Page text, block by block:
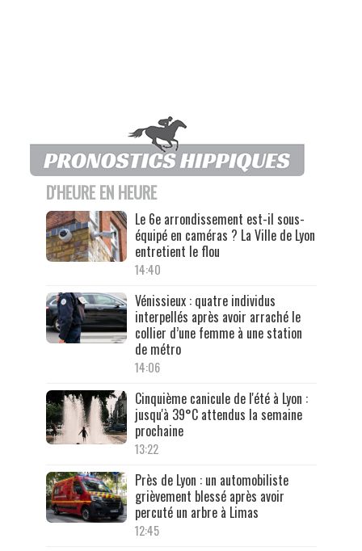
D'HEURE EN HEURE
Le 6e arrondissement est-il sous-
équipé en caméras ? La Ville de Lyon
entretient le flou
14:40
Vénissieux : quatre individus
interpellés après avoir arraché le
collier d’une femme à une station
de métro
14:06
Cinquième canicule de l'été à Lyon :
jusqu'à 39°C attendus la semaine
prochaine
13:22
Près de Lyon : un automobiliste
grièvement blessé après avoir
percuté un arbre à Limas
12:45